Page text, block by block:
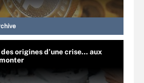
origines d’une crise… aux